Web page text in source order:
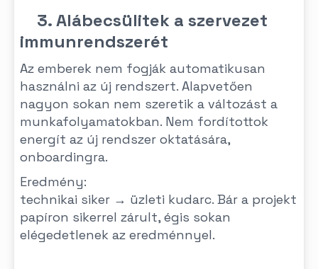
3. Alábecsülitek a szervezet
immunrendszerét
Az emberek nem fogják automatikusan
használni az új rendszert. Alapvetően
nagyon sokan nem szeretik a változást a
munkafolyamatokban. Nem fordítottok
energít az új rendszer oktatására,
onboardingra.
Eredmény:
technikai siker → üzleti kudarc. Bár a projekt
papíron sikerrel zárult, égis sokan
elégedetlenek az eredménnyel.